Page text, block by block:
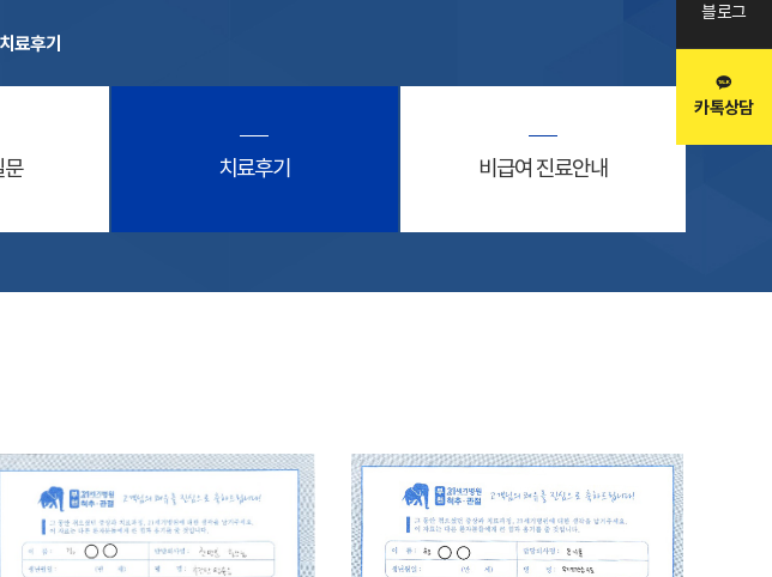
블로그
카톡상담
치료후기
문 치료후기 비급여 진료안내